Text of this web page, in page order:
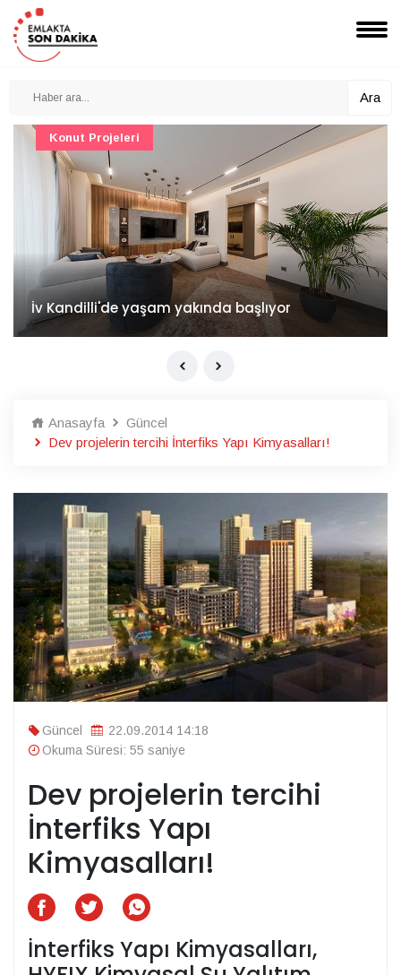
Ara
İv Kandilli'de yaşam yakında başlıyor
Konut Projeleri
Anasayfa
Güncel
Dev projelerin tercihi İnterfiks Yapı Kimyasalları!
Güncel
22.09.2014 14:18
Okuma Süresi: 55 saniye
Dev projelerin tercihi
İnterfiks Yapı
Kimyasalları!
İnterfiks Yapı Kimyasalları,